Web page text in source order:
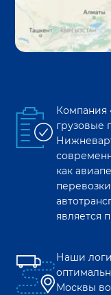
Компания
грузовые
как
является
Наши
Москвы во